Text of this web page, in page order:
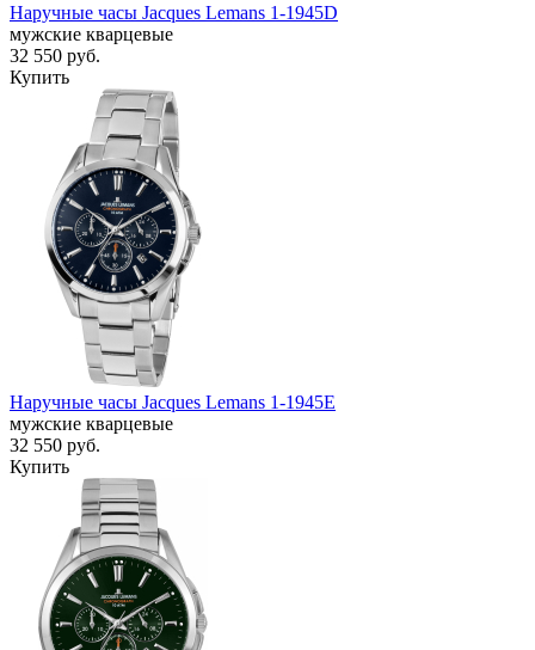
Наручные часы Jacques Lemans 1-1945D
мужские кварцевые
32 550 руб.
Купить
Наручные часы Jacques Lemans 1-1945E
мужские кварцевые
32 550 руб.
Купить